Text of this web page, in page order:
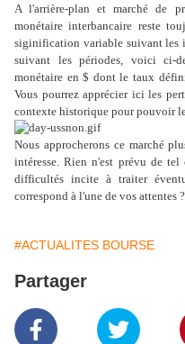
A l'arrière-plan et marché de
monétaire interbancaire reste
siginification variable suivant les
suivant les périodes, voici ci-
monétaire en $ dont le taux
Vous pourrez apprécier ici les
contexte historique pour pouvoir
Nous approcherons ce marché
intéresse. Rien n'est prévu de tel
difficultés incite à traiter
correspond à l'une de vos attentes ?
#ACTUALITES BOURSE
Partager